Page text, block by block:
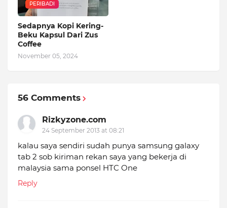
PERIBADI
Sedapnya Kopi Kering-
Beku Kapsul Dari Zus
Coffee
November 05, 2024
56 Comments
Rizkyzone.com
24 September 2013 at 08:21
kalau saya sendiri sudah punya samsung galaxy
tab 2 sob kiriman rekan saya yang bekerja di
malaysia sama ponsel HTC One
Reply